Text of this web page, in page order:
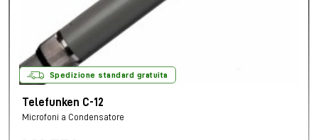
Spedizione standard gratuita
Telefunken C-12
Microfoni a Condensatore